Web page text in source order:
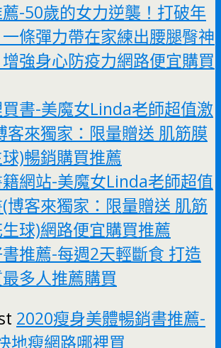
-50歲的女力逆襲！打破年
條彈力帶在家練出腰腿臀神
強身心防疫力網路便宜購買
書-美魔女Linda老師超值激
客來獨家：限量贈送 肌筋膜
)暢銷購買推薦
網站-美魔女Linda老師超值
博客來獨家：限量贈送 肌筋
球)網路便宜購買推薦
推薦-每週2天輕斷食 打造
多人推薦購買
2020瘦身美體暢銷書推薦-
地瘦網路哪裡買